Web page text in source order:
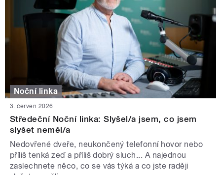
Noční linka
3. červen 2026
Středeční Noční linka: Slyšel/a jsem, co jsem
slyšet neměl/a
Nedovřené dveře, neukončený telefonní hovor nebo
příliš tenká zeď a příliš dobrý sluch... A najednou
zaslechnete něco, co se vás týká a co jste raději